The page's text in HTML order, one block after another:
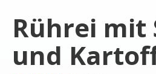
Rührei mit
und